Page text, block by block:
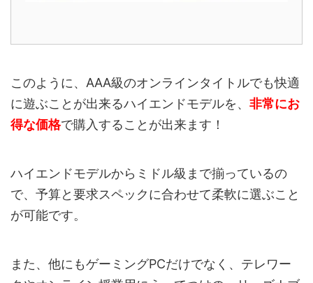
このように、AAA級のオンラインタイトルでも快適
に遊ぶことが出来るハイエンドモデルを、 非常にお
得な価格で購入することが出来ます！
ハイエンドモデルからミドル級まで揃っているの
で、予算と要求スペックに合わせて柔軟に選ぶこと
が可能です。
また、他にもゲーミングPCだけでなく、テレワー